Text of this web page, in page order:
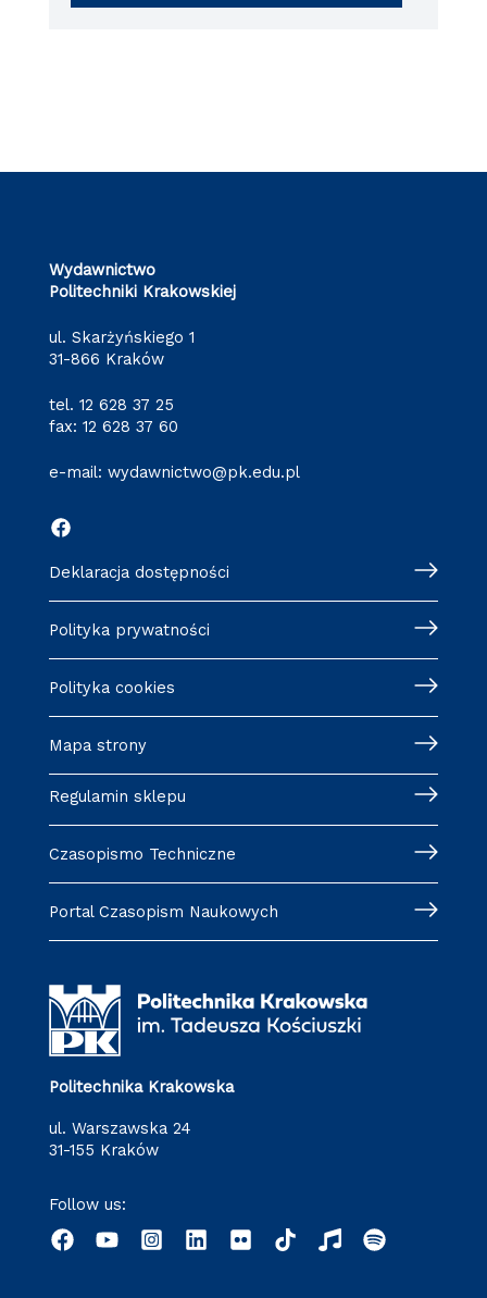
Wydawnictwo
Politechniki Krakowskiej
ul. Skarżyńskiego 1
31-866 Kraków
tel. 12 628 37 25
fax: 12 628 37 60
e-mail: wydawnictwo@pk.edu.pl
Deklaracja dostępności
Polityka prywatności
Polityka cookies
Mapa strony
Regulamin sklepu
Czasopismo Techniczne
Portal Czasopism Naukowych
Politechnika Krakowska
ul. Warszawska 24
31-155 Kraków
Follow us: